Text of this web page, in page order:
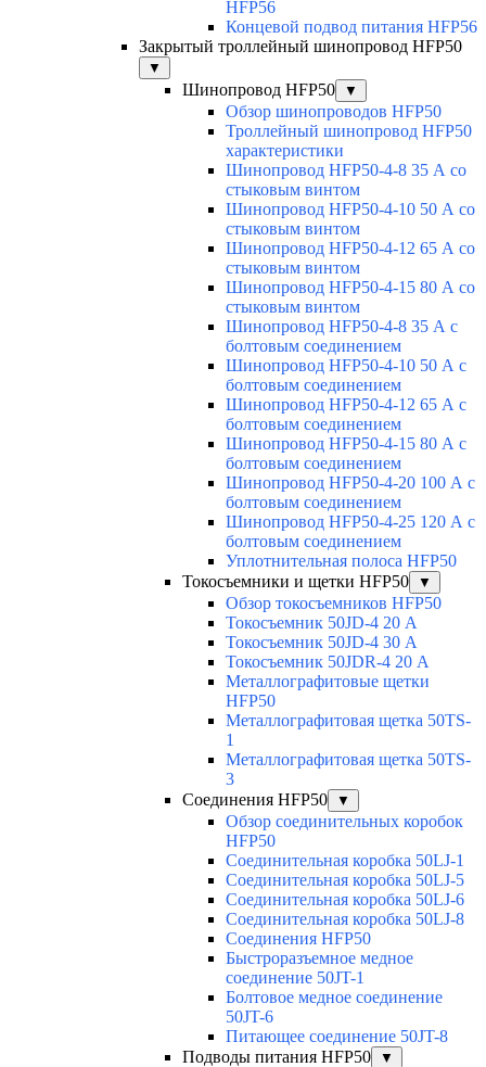
HFP56
Концевой подвод питания HFP56
Закрытый троллейный шинопровод HFP50
▼
Шинопровод HFP50 ▼
Обзор шинопроводов HFP50
Троллейный шинопровод HFP50
характеристики
Шинопровод HFP50-4-8 35 А со
стыковым винтом
Шинопровод HFP50-4-10 50 А со
стыковым винтом
Шинопровод HFP50-4-12 65 А со
стыковым винтом
Шинопровод HFP50-4-15 80 А со
стыковым винтом
Шинопровод HFP50-4-8 35 А с
болтовым соединением
Шинопровод HFP50-4-10 50 А с
болтовым соединением
Шинопровод HFP50-4-12 65 А с
болтовым соединением
Шинопровод HFP50-4-15 80 А с
болтовым соединением
Шинопровод HFP50-4-20 100 А с
болтовым соединением
Шинопровод HFP50-4-25 120 А с
болтовым соединением
Уплотнительная полоса HFP50
Токосъемники и щетки HFP50
▼
Обзор токосъемников HFP50
Токосъемник 50JD-4 20 А
Токосъемник 50JD-4 30 А
Токосъемник 50JDR-4 20 А
Металлографитовые щетки
HFP50
Металлографитовая щетка 50TS-
1
Металлографитовая щетка 50TS-
3
Соединения HFP50
▼
Обзор соединительных коробок
HFP50
Соединительная коробка 50LJ-1
Соединительная коробка 50LJ-5
Соединительная коробка 50LJ-6
Соединительная коробка 50LJ-8
Соединения HFP50
Быстроразъемное медное
соединение 50JT-1
Болтовое медное соединение
50JT-6
Питающее соединение 50JT-8
Подводы питания HFP50
▼